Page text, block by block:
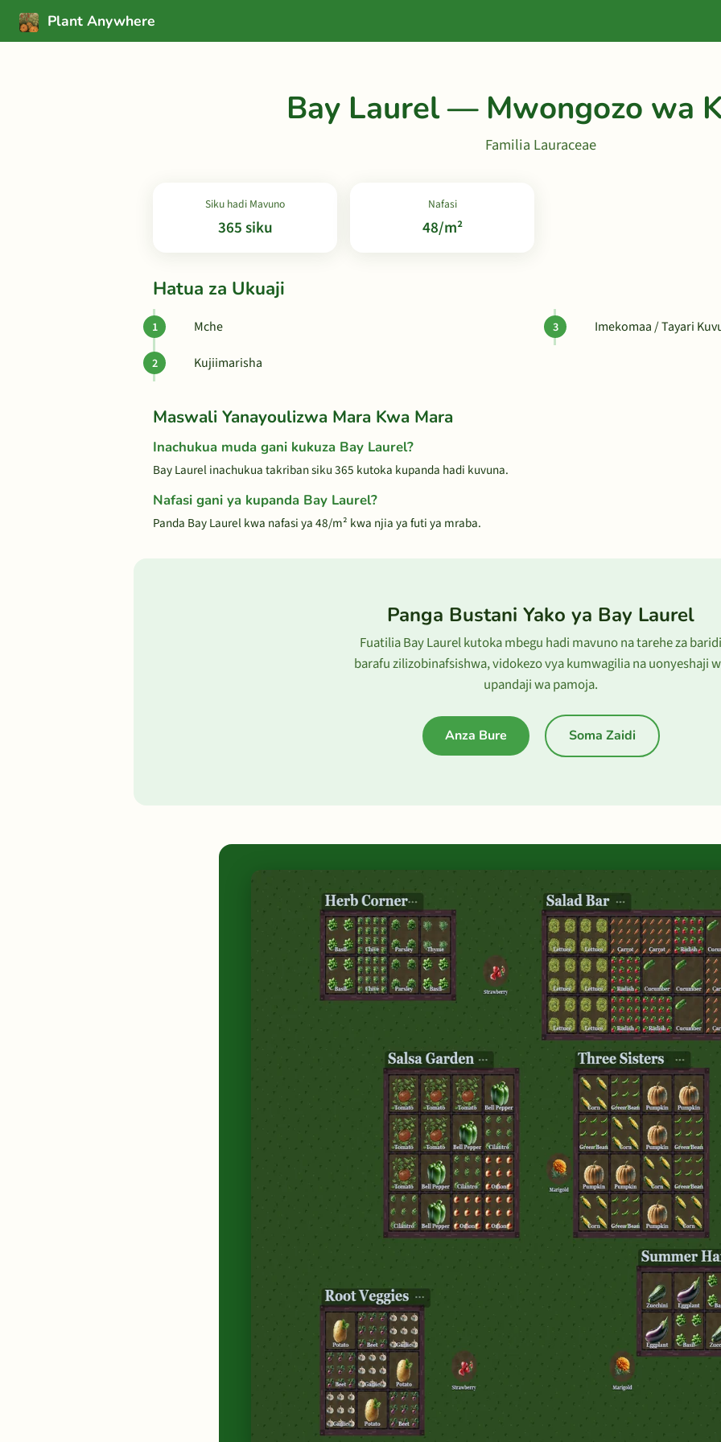
Plant Anywhere
Bay Laurel — Mwongozo wa
Familia Lauraceae
Siku hadi Mavuno
365 siku
Nafasi
48/m²
Hatua za Ukuaji
Mche
Kujiimarisha
Imekomaa / Tayari
Maswali Yanayoulizwa Mara Kwa Mara
Inachukua muda gani kukuza Bay Laurel?
Bay Laurel inachukua takriban siku 365 kutoka kupanda hadi kuvuna.
Nafasi gani ya kupanda Bay Laurel?
Panda Bay Laurel kwa nafasi ya 48/m² kwa njia ya futi ya mraba.
Panga Bustani Yako ya Bay Laurel
Fuatilia Bay Laurel kutoka mbegu hadi mavuno na tarehe za baridi
barafu zilizobinafsishwa, vidokezo vya kumwagilia na uonyeshaji
upandaji wa pamoja.
Anza Bure Soma Zaidi